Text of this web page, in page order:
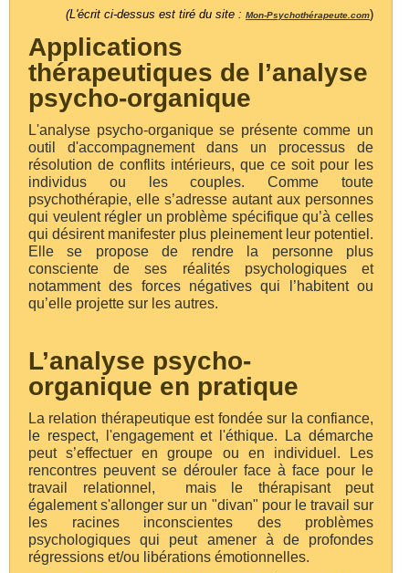
(L'écrit ci-dessus est tiré du site : Mon-Psychothérapeute.com)
Applications
thérapeutiques de l’analyse
psycho-organique
L'analyse psycho-organique se présente comme un
outil d'accompagnement dans un processus de
résolution de conflits intérieurs, que ce soit pour les
individus ou les couples. Comme toute
psychothérapie, elle s’adresse autant aux personnes
qui veulent régler un problème spécifique qu’à celles
qui désirent manifester plus pleinement leur potentiel.
Elle se propose de rendre la personne plus
consciente de ses réalités psychologiques et
notamment des forces négatives qui l’habitent ou
qu’elle projette sur les autres.
L’analyse psycho-
organique en pratique
La relation thérapeutique est fondée sur la confiance,
le respect, l'engagement et l'éthique. La démarche
peut s’effectuer en groupe ou en individuel. Les
rencontres peuvent se dérouler face à face pour le
travail relationnel, mais le thérapisant peut
également s'allonger sur un "divan" pour le travail sur
les racines inconscientes des problèmes
psychologiques qui peut amener à de profondes
régressions et/ou libérations émotionnelles.